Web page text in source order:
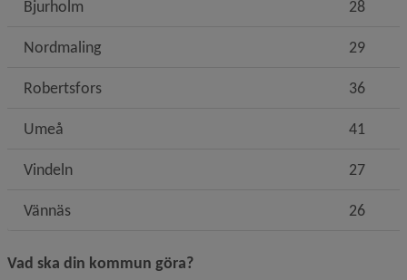
Bjurholm 28
Nordmaling 29
Robertsfors 36
Umeå 41
Vindeln 27
Vännäs 26
Vad ska din kommun göra?